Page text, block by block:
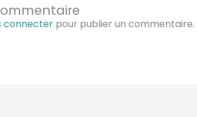
connecterpour publier un commentaire.